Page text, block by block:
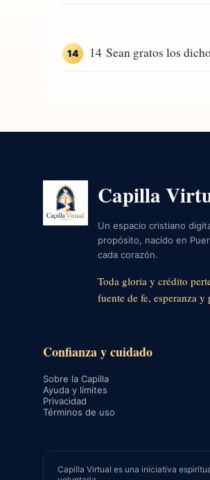
14 14 Sean gratos los
Capilla
Un espacio cristiano
propósito, nacido en
cada corazón.
Toda gloria y crédito
fuente de fe, esperanza y
Confianza y cuidado
Sobre la Capilla
Ayuda y límites
Privacidad
Términos de uso
Capilla Virtual es una iniciativa